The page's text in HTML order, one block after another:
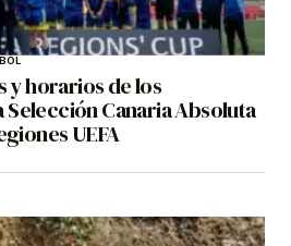
y horarios de los
Canaria Absoluta
UEFA